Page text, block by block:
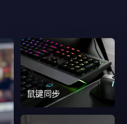
鼠键同步